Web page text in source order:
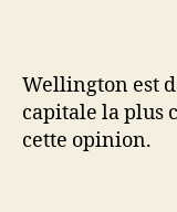
Wellington est
capitale la plus
cette opinion.